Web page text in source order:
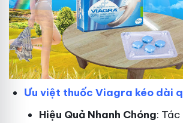
Ưu việt thuốc Viagra kéo dài
Hiệu Quả Nhanh Chóng: